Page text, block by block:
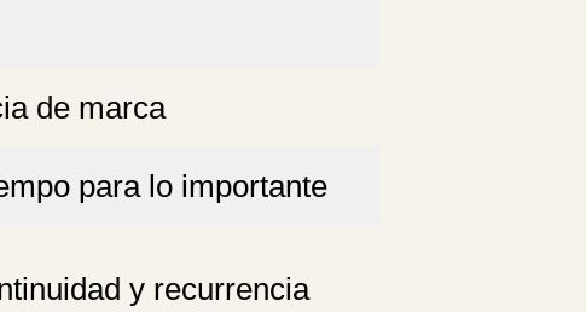
de marca
para lo importante
y recurrencia